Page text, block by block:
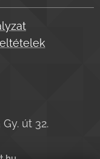
út 32.